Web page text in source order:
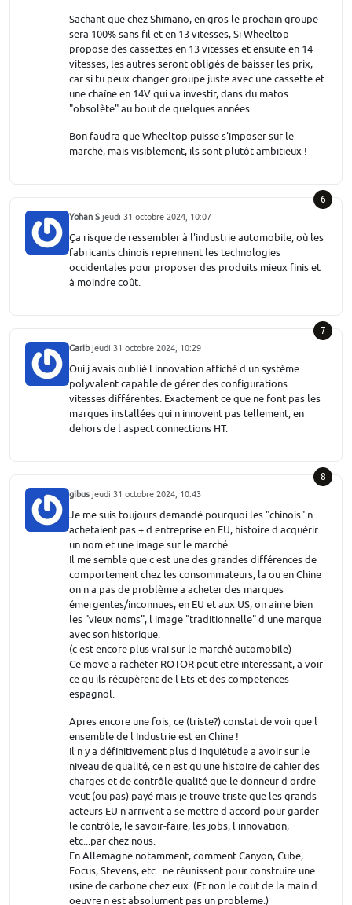
Sachant que chez Shimano, en gros le prochain groupe
sera 100% sans fil et en 13 vitesses, Si Wheeltop
propose des cassettes en 13 vitesses et ensuite en 14
vitesses, les autres seront obligés de baisser les prix,
car si tu peux changer groupe juste avec une cassette et
une chaîne en 14V qui va investir, dans du matos
"obsolète" au bout de quelques années.
Bon faudra que Wheeltop puisse s'imposer sur le
marché, mais visiblement, ils sont plutôt ambitieux !
6
Yohan S jeudi 31 octobre 2024, 10:07
Ça risque de ressembler à l'industrie automobile, où les
fabricants chinois reprennent les technologies
occidentales pour proposer des produits mieux finis et
à moindre coût.
7
Garibjeudi 31 octobre 2024, 10:29
Oui j avais oublié l innovation affiché d un système
polyvalent capable de gérer des configurations
vitesses différentes. Exactement ce que ne font pas les
marques installées qui n innovent pas tellement, en
dehors de l aspect connections HT.
8
gibus jeudi 31 octobre 2024, 10:43
Je me suis toujours demandé pourquoi les "chinois" n
achetaient pas + d entreprise en EU, histoire d acquérir
un nom et une image sur le marché.
Il me semble que c est une des grandes différences de
comportement chez les consommateurs, la ou en Chine
on n a pas de problème a acheter des marques
émergentes/inconnues, en EU et aux US, on aime bien
les "vieux noms", l image "traditionnelle" d une marque
avec son historique.
(c est encore plus vrai sur le marché automobile)
Ce move a racheter ROTOR peut etre interessant, a voir
ce qu ils récupèrent de l Ets et des competences
espagnol.
Apres encore une fois, ce (triste?) constat de voir que l
ensemble de l Industrie est en Chine !
Il n y a définitivement plus d inquiétude a avoir sur le
niveau de qualité, ce n est qu une histoire de cahier des
charges et de contrôle qualité que le donneur d ordre
veut (ou pas) payé mais je trouve triste que les grands
acteurs EU n arrivent a se mettre d accord pour garder
le contrôle, le savoir-faire, les jobs, l innovation,
etc...par chez nous.
En Allemagne notamment, comment Canyon, Cube,
Focus, Stevens, etc...ne réunissent pour construire une
usine de carbone chez eux. (Et non le cout de la main d
oeuvre n est absolument pas un probleme.)